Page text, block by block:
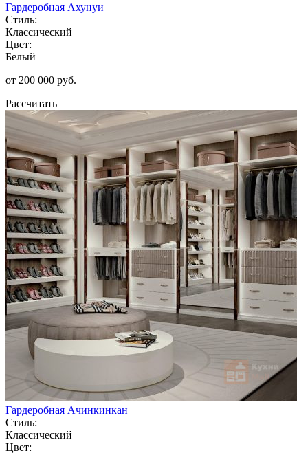
Гардеробная Ахунуи
Стиль:
Классический
Цвет:
Белый
от 200 000 руб.
Рассчитать
Гардеробная Ачинкинкан
Стиль:
Классический
Цвет: